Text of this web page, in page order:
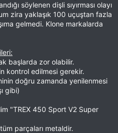
söylenen dişli sıyırması olayı
zira yaklaşık 100 uçuştan fazla
gelmedi. Klone markalarda
başlarda zor olabilir.
kontrol edilmesi gerekir.
doğru zamanda yenilenmesi
gibi)
"TREX 450 Sport V2 Super
parçaları metaldir.